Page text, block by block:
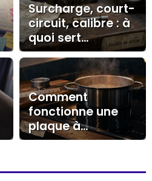
Surcharge, court-
circuit, calibre : à
quoi sert
vraiment un
fusible ?
Comment
fonctionne une
plaque à
induction ? 25
l’aimant et